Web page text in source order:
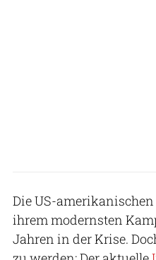
Die US-
ihrem modernsten
Jahren in der Krise.